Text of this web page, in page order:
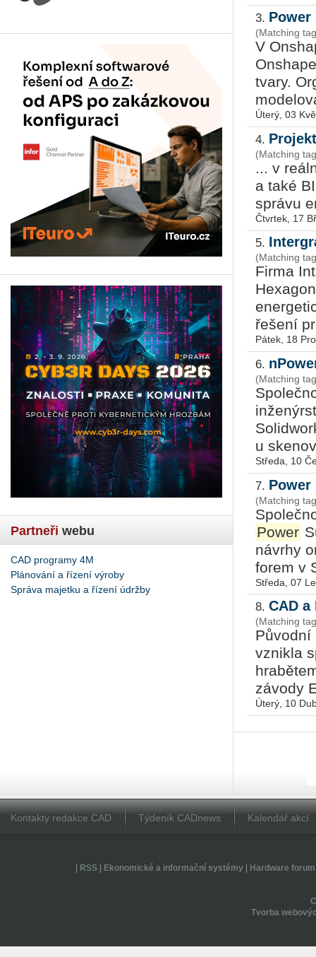
Partneři webu
CAD programy 4M
Plánování a řízení výroby
Správa majetku a řízení údržby
3.
(Matching
V
tvary.
Úterý, 03
4.
(Matching
... v
a také
správu
Čtvrtek, 17
5.
(Matching
Firma
řešení
Pátek, 18
6.
(Matching
u
Středa, 10
7.
(Matching
Power
návrhy
forem v
Středa, 07
8. CAD a
(Matching
Původní
vznikla
závody
Úterý, 10
Kontakty redakce CAD Týdeník CADnews Kalendář akcí
RSS| Ekonomické a informační systémy| Hardware forum
Tvorba